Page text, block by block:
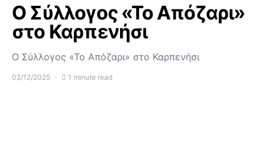
Ο Σύλλογος «Το Απόζαρι»
στο Καρπενήσι
Ο Σύλλογος «Το Απόζαρι» στο Καρπενήσι
02/12/2025 1 minute read